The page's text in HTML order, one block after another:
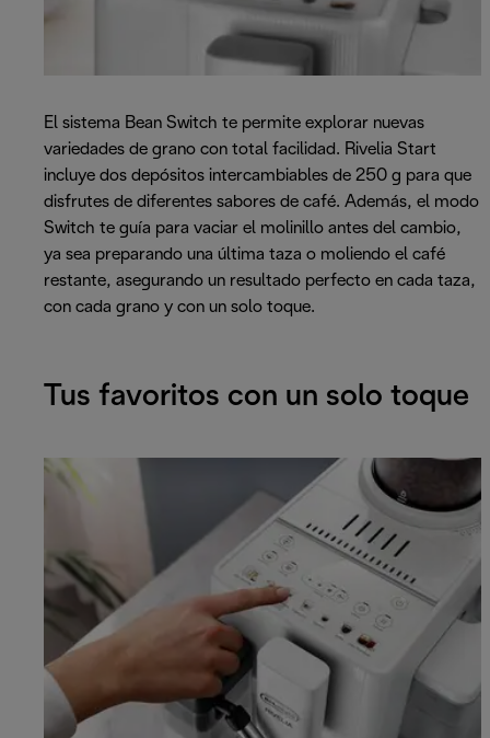
El sistema Bean Switch te permite explorar nuevas
variedades de grano con total facilidad. Rivelia Start
incluye dos depósitos intercambiables de 250 g para que
disfrutes de diferentes sabores de café. Además, el modo
Switch te guía para vaciar el molinillo antes del cambio,
ya sea preparando una última taza o moliendo el café
restante, asegurando un resultado perfecto en cada taza,
con cada grano y con un solo toque.
Tus favoritos con un solo toque